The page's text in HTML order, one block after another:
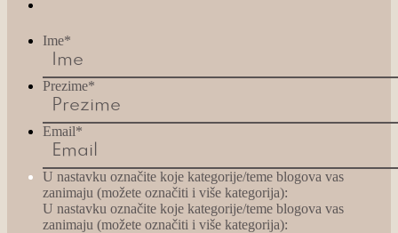
Ime*
Prezime*
Email*
U nastavku označite koje kategorije/teme blogova vas
zanimaju (možete označiti i više kategorija):
U nastavku označite koje kategorije/teme blogova vas
zanimaju (možete označiti i više kategorija):